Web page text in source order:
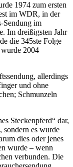
1974 zum ersten
im WDR, in der
Sendung im
Im dreißigsten Jahr
die 345ste Folge
2004
allerdings
und ohne
Schmunzeln
Steckenpferd“ dar,
sondern es wurde
dies oder jenes
wurde – wenn
verbunden. Die